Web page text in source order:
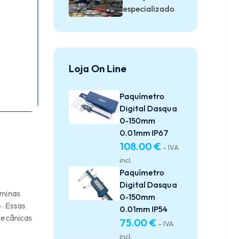
Essas
especializado
industrial para
discos, serras,
Loja On Line
Paquímetro
Digital Dasqua
0-150mm
0.01mm IP67
108.00€ - IVA
incl.
Paquímetro
Digital Dasqua
0-150mm
0.01mm IP54
75.00€ - IVA
incl.